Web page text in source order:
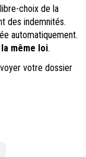
choix de la
des indemnités.
automatiquement.
même loi.
votre dossier